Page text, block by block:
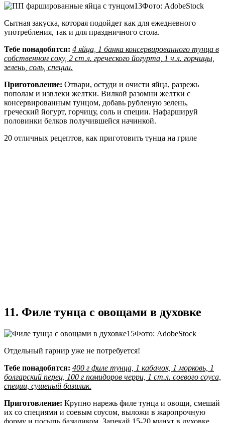
Фото: AdobeStock
Сытная закуска, которая подойдет как для ежедневного
употребления, так и для праздничного стола.
Тебе понадобятся: 4 яйца, 1 банка консервированного тунца в
собственном соку, 2 ст.л. греческого йогурта, 1 ч.л. горчицы,
зелень, соль, специи.
Приготовление: Отвари, остуди и очисти яйца, разрежь
пополам и извлеки желтки. Вилкой разомни желтки с
консервированным тунцом, добавь рубленую зелень,
греческий йогурт, горчицу, соль и специи. Нафаршируй
половинки белков получившейся начинкой.
20 отличных рецептов, как приготовить тунца на гриле
11. Филе тунца с овощами в духовке
Фото: AdobeStock
Отдельный гарнир уже не потребуется!
Тебе понадобятся: 400 г филе тунца, 1 кабачок, 1 морковь, 1
болгарский перец, 100 г помидоров черри, 1 ст.л. соевого соуса,
специи, сушеный базилик.
Приготовление: Крупно нарежь филе тунца и овощи, смешай
их со специями и соевым соусом, выложи в жаропрочную
форму и посыпь базиликом. Запекай 15-20 минут в духовке